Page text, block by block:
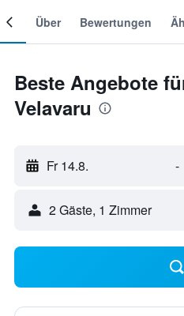
Über Bewertungen
Beste Angebote
Velavaru
Fr 14.8. -
2 Gäste, 1 Zimmer